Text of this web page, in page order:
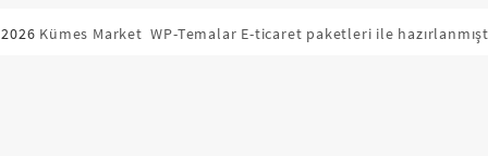
Kümes Market WP-Temalar E-ticaret paketleri ile